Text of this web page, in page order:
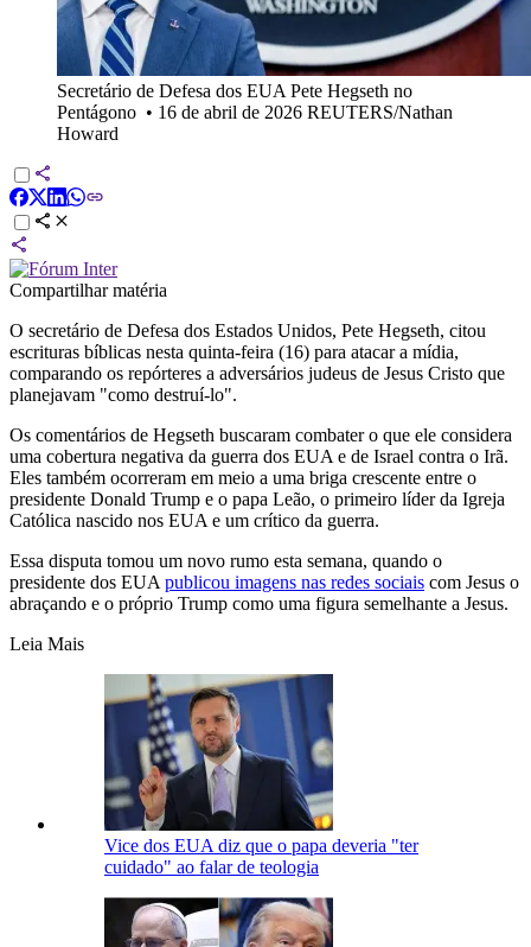
Secretário de Defesa dos EUA Pete Hegseth no
Pentágono • 16 de abril de 2026 REUTERS/Nathan
Howard
Compartilhar matéria
O secretário de Defesa dos Estados Unidos, Pete Hegseth, citou
escrituras ​bíblicas nesta quinta-feira (16) para atacar a mídia,
comparando os ​repórteres a adversários judeus de Jesus Cristo que
planejavam "como destruí-lo".
Os comentários de Hegseth buscaram combater o que ele considera
uma cobertura negativa da guerra dos EUA e de Israel contra o Irã.
Eles também ocorreram em meio a uma briga crescente entre o
presidente Donald Trump e o papa Leão, o primeiro líder da Igreja
Católica nascido nos EUA e um crítico da guerra.
Essa disputa ⁠tomou um novo rumo esta semana, ​quando o
presidente dos EUA publicou imagens nas redes sociais com Jesus o
abraçando ​e o próprio Trump como uma figura semelhante a Jesus.
Leia Mais
Vice dos EUA diz que o papa deveria "ter
cuidado" ao falar de teologia